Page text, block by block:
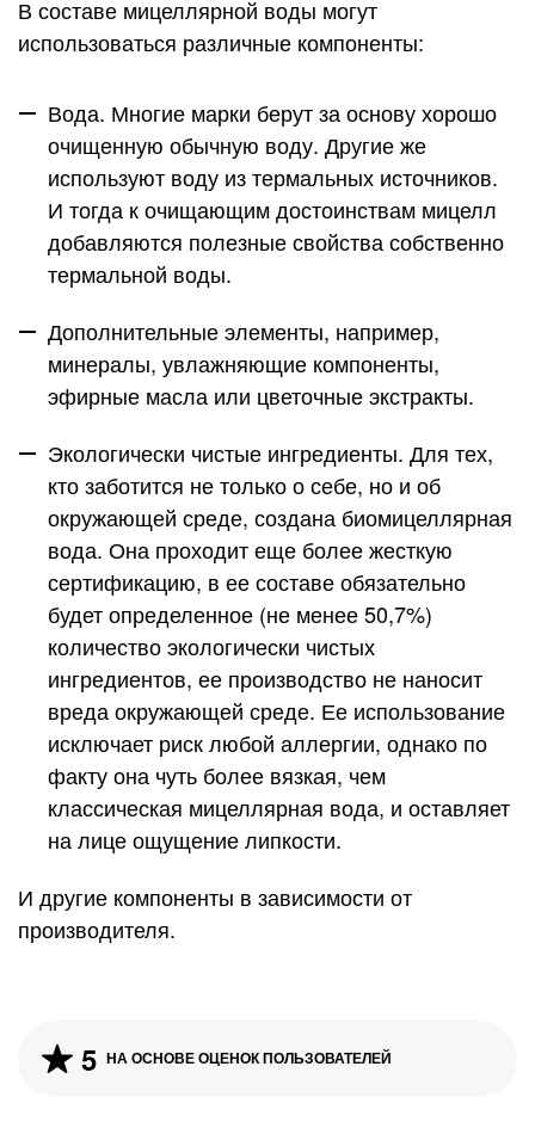
В составе мицеллярной воды могут
использоваться различные компоненты:
Вода. Многие марки берут за основу хорошо
очищенную обычную воду. Другие же
используют воду из термальных источников.
И тогда к очищающим достоинствам мицелл
добавляются полезные свойства собственно
термальной воды.
Дополнительные элементы, например,
минералы, увлажняющие компоненты,
эфирные масла или цветочные экстракты.
Экологически чистые ингредиенты. Для тех,
кто заботится не только о себе, но и об
окружающей среде, создана биомицеллярная
вода. Она проходит еще более жесткую
сертификацию, в ее составе обязательно
будет определенное (не менее 50,7%)
количество экологически чистых
ингредиентов, ее производство не наносит
вреда окружающей среде. Ее использование
исключает риск любой аллергии, однако по
факту она чуть более вязкая, чем
классическая мицеллярная вода, и оставляет
на лице ощущение липкости.
И другие компоненты в зависимости от
производителя.
5 НА ОСНОВЕ ОЦЕНОК ПОЛЬЗОВАТЕЛЕЙ